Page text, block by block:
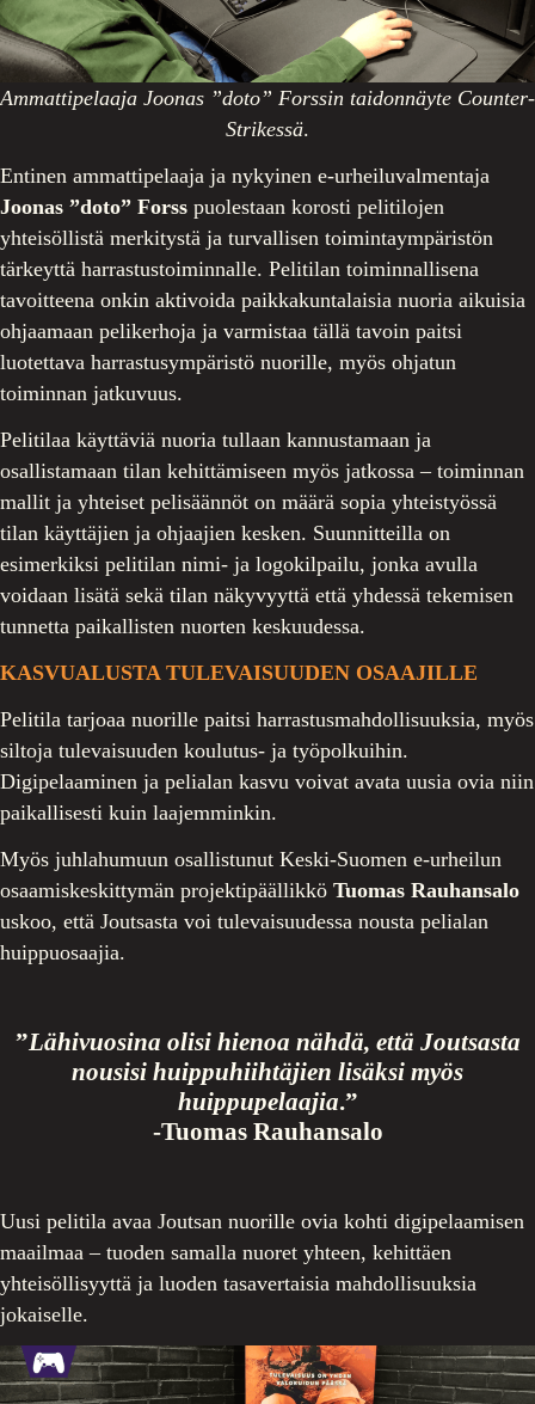
Ammattipelaaja Joonas ”doto” Forssin taidonnäyte Counter-
Strikessä.
Entinen ammattipelaaja ja nykyinen e-urheiluvalmentaja
Joonas ”doto” Forss puolestaan korosti pelitilojen
yhteisöllistä merkitystä ja turvallisen toimintaympäristön
tärkeyttä harrastustoiminnalle. Pelitilan toiminnallisena
tavoitteena onkin aktivoida paikkakuntalaisia nuoria aikuisia
ohjaamaan pelikerhoja ja varmistaa tällä tavoin paitsi
luotettava harrastusympäristö nuorille, myös ohjatun
toiminnan jatkuvuus.
Pelitilaa käyttäviä nuoria tullaan kannustamaan ja
osallistamaan tilan kehittämiseen myös jatkossa – toiminnan
mallit ja yhteiset pelisäännöt on määrä sopia yhteistyössä
tilan käyttäjien ja ohjaajien kesken. Suunnitteilla on
esimerkiksi pelitilan nimi- ja logokilpailu, jonka avulla
voidaan lisätä sekä tilan näkyvyyttä että yhdessä tekemisen
tunnetta paikallisten nuorten keskuudessa.
KASVUALUSTA TULEVAISUUDEN OSAAJILLE
Pelitila tarjoaa nuorille paitsi harrastusmahdollisuuksia, myös
siltoja tulevaisuuden koulutus- ja työpolkuihin.
Digipelaaminen ja pelialan kasvu voivat avata uusia ovia niin
paikallisesti kuin laajemminkin.
Myös juhlahumuun osallistunut Keski-Suomen e-urheilun
osaamiskeskittymän projektipäällikkö Tuomas Rauhansalo
uskoo, että Joutsasta voi tulevaisuudessa nousta pelialan
huippuosaajia.
”Lähivuosina olisi hienoa nähdä, että Joutsasta
nousisi huippuhiihtäjien lisäksi myös
huippupelaajia.”
-Tuomas Rauhansalo
Uusi pelitila avaa Joutsan nuorille ovia kohti digipelaamisen
maailmaa – tuoden samalla nuoret yhteen, kehittäen
yhteisöllisyyttä ja luoden tasavertaisia mahdollisuuksia
jokaiselle.